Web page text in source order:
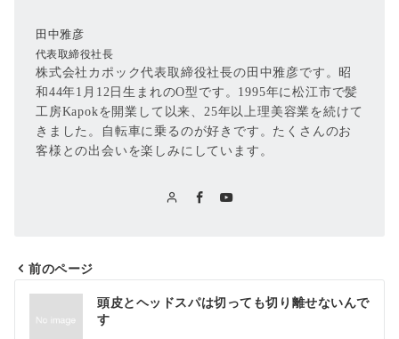
田中雅彦
代表取締役社長
株式会社カポック代表取締役社長の田中雅彦です。昭
和44年1月12日生まれのO型です。1995年に松江市で髪
工房Kapokを開業して以来、25年以上理美容業を続けて
きました。自転車に乗るのが好きです。たくさんのお
客様との出会いを楽しみにしています。
投
前のページ
頭皮とヘッドスパは切っても切り離せないんで
す